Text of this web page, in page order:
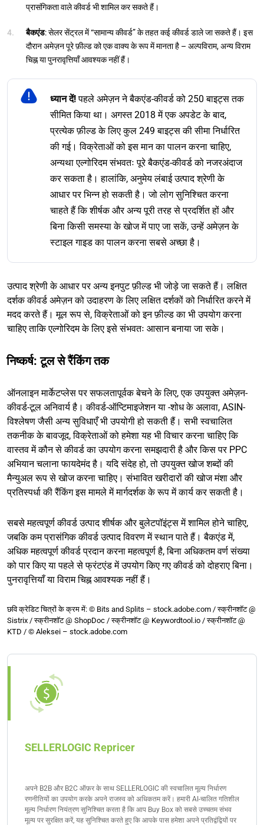
प्रासंगिकता वाले कीवर्ड भी शामिल कर सकते हैं।
बैकएंड: सेलर सेंट्रल में “सामान्य कीवर्ड” के तहत कई कीवर्ड डाले जा सकते हैं। इस
दौरान अमेज़न पूरे फ़ील्ड को एक वाक्य के रूप में मानता है – अल्पविराम, अन्य विराम
चिह्न या पुनरावृत्तियाँ आवश्यक नहीं हैं।
ध्यान दें!पहले अमेज़न ने बैकएंड-कीवर्ड को 250 बाइट्स तक
सीमित किया था। अगस्त 2018 में एक अपडेट के बाद,
प्रत्येक फ़ील्ड के लिए कुल 249 बाइट्स की सीमा निर्धारित
की गई। विक्रेताओं को इस मान का पालन करना चाहिए,
अन्यथा एल्गोरिदम संभवतः पूरे बैकएंड-कीवर्ड को नजरअंदाज
कर सकता है। हालांकि, अनुमेय लंबाई उत्पाद श्रेणी के
आधार पर भिन्न हो सकती है। जो लोग सुनिश्चित करना
चाहते हैं कि शीर्षक और अन्य पूरी तरह से प्रदर्शित हों और
बिना किसी समस्या के खोज में पाए जा सकें, उन्हें अमेज़न के
स्टाइल गाइड का पालन करना सबसे अच्छा है।
उत्पाद श्रेणी के आधार पर अन्य इनपुट फ़ील्ड भी जोड़े जा सकते हैं। लक्षित
दर्शक कीवर्ड अमेज़न को उदाहरण के लिए लक्षित दर्शकों को निर्धारित करने में
मदद करते हैं। मूल रूप से, विक्रेताओं को इन फ़ील्ड का भी उपयोग करना
चाहिए ताकि एल्गोरिदम के लिए इसे संभवतः आसान बनाया जा सके।
निष्कर्ष: टूल से रैंकिंग तक
ऑनलाइन मार्केटप्लेस पर सफलतापूर्वक बेचने के लिए, एक उपयुक्त अमेज़न-
कीवर्ड-टूल अनिवार्य है। कीवर्ड-ऑप्टिमाइजेशन या -शोध के अलावा, ASIN-
विश्लेषण जैसी अन्य सुविधाएँ भी उपयोगी हो सकती हैं। सभी स्वचालित
तकनीक के बावजूद, विक्रेताओं को हमेशा यह भी विचार करना चाहिए कि
वास्तव में कौन से कीवर्ड का उपयोग करना समझदारी है और किस पर PPC
अभियान चलाना फायदेमंद है। यदि संदेह हो, तो उपयुक्त खोज शब्दों की
मैन्युअल रूप से खोज करना चाहिए। संभावित खरीदारों की खोज मंशा और
प्रतिस्पर्धा की रैंकिंग इस मामले में मार्गदर्शक के रूप में कार्य कर सकती है।
सबसे महत्वपूर्ण कीवर्ड उत्पाद शीर्षक और बुलेटपॉइंट्स में शामिल होने चाहिए,
जबकि कम प्रासंगिक कीवर्ड उत्पाद विवरण में स्थान पाते हैं। बैकएंड में,
अधिक महत्वपूर्ण कीवर्ड प्रदान करना महत्वपूर्ण है, बिना अधिकतम वर्ण संख्या
को पार किए या पहले से फ्रंटएंड में उपयोग किए गए कीवर्ड को दोहराए बिना।
पुनरावृत्तियाँ या विराम चिह्न आवश्यक नहीं हैं।
छवि क्रेडिट चित्रों के क्रम में: © Bits and Splits – stock.adobe.com / स्क्रीनशॉट @
Sistrix / स्क्रीनशॉट @ ShopDoc / स्क्रीनशॉट @ Keywordtool.io / स्क्रीनशॉट @
KTD / © Aleksei – stock.adobe.com
SELLERLOGIC Repricer
अपने B2B और B2C ऑफ़र के साथ SELLERLOGIC की स्वचालित मूल्य निर्धारण
रणनीतियों का उपयोग करके अपने राजस्व को अधिकतम करें। हमारी AI-चालित गतिशील
मूल्य निर्धारण नियंत्रण सुनिश्चित करता है कि आप Buy Box को सबसे उच्चतम संभव
मूल्य पर सुरक्षित करें, यह सुनिश्चित करते हुए कि आपके पास हमेशा अपने प्रतिद्वंद्वियों पर